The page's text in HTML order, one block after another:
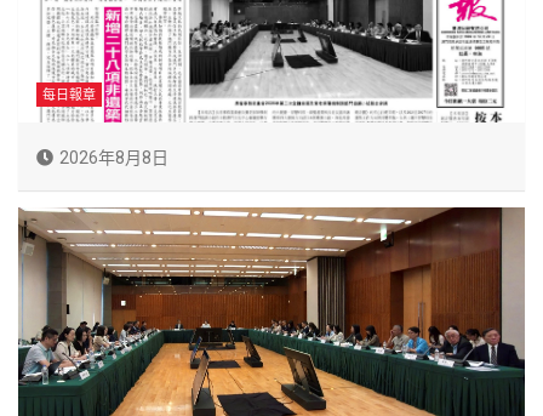
每日報章
2026年8月8日